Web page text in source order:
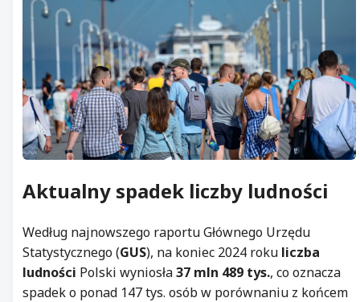
Aktualny spadek liczby ludności
Według najnowszego raportu Głównego Urzędu
Statystycznego (GUS), na koniec 2024 roku liczba
ludności Polski wyniosła37 mln 489 tys., co oznacza
spadek o ponad 147 tys. osób w porównaniu z końcem